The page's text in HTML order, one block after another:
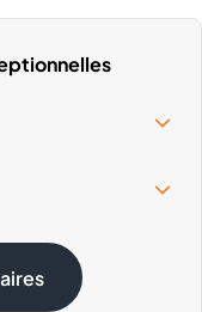
09:00 - 19:00